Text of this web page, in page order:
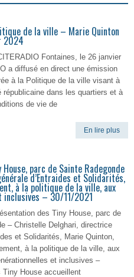
de la ville – Marie Quinton
2024
Fontaines, le 26 janvier
a diffusé en direct une émission
à la Politique de la ville visant à
républicaine dans les quartiers et à
de vie de
En lire plus
parc de Sainte Radegonde
d’Entraides et Solidarités,
à la politique de la ville, aux
– 30/11/2021
des Tiny House, parc de
– Christelle Delghari, directrice
et Solidarités, Marie Quinton,
à la politique de la ville, aux
et inclusives –
House accueillent